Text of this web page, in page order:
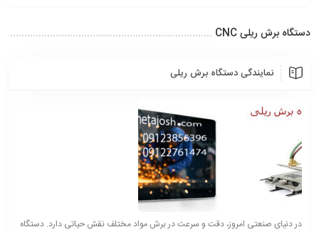
دستگاه برش ریلی CNC
نمایندگی دستگاه برش ریلی
در دنیای صنعتی امروز، دقت و سرعت در برش مواد مختلف نقش حیاتی دارد. دستگاه